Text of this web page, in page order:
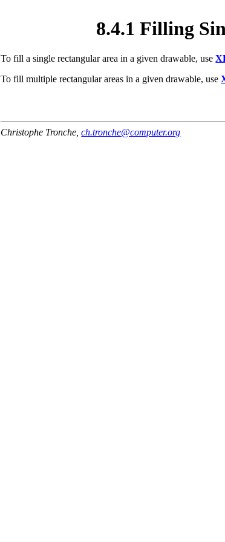
8.4.1 Filling
To fill a single rectangular area in a given drawable, use
To fill multiple rectangular areas in a given drawable, use
Christophe Tronche ,ch.tronche@computer.org